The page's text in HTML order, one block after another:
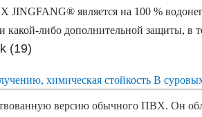
JINGFANG® является на 100 %
какой-либо дополнительной защиты,
химическая стойкость В
версию обычного ПВХ. Он